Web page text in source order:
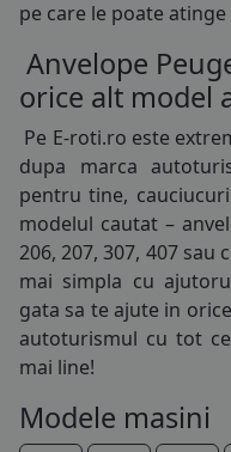
pe care le poate atinge
Anvelope
orice alt model
Pe E-roti.ro este
dupa marca
pentru tine,
modelul cautat –
206, 207, 307, 407
mai simpla cu
gata sa te ajute in
autoturismul cu tot
mai line!
Modele masini